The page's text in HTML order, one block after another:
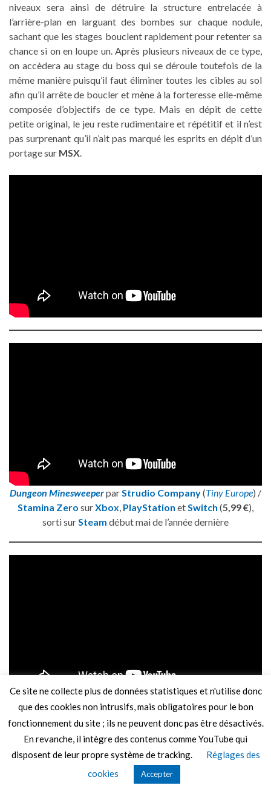
niveaux sera ainsi de détruire la structure entrelacée à
l’arrière-plan en larguant des bombes sur chaque nodule,
sachant que les stages bouclent rapidement pour retenter sa
chance si on en loupe un. Après plusieurs niveaux de ce type,
on accèdera au stage du boss qui se déroule toutefois de la
même manière puisqu’il faut éliminer toutes les cibles au sol
afin qu’il arrête de boucler et mène à la forteresse elle-même
composée d’objectifs de ce type. Mais en dépit de cette
petite original, le jeu reste rudimentaire et répétitif et il n’est
pas surprenant qu’il n’ait pas marqué les esprits en dépit d’un
portage sur MSX
Dungeon MinesweeperparStrudio Company(Tiny Europe) /
Stamina Zero surXbox, PlayStation etSwitch (5,99 €),
sorti surSteam début mai de l’année dernière
Greek TragedyparCute Spooks&Prairieville Gamessur
Steam(13,42 €jusqu’au 13 novembre),Xbox( 13,59 €
jusqu’au 13 novembre),
PlayStation 4 15,99 € ) etSwitch
13,59 €
Ce site ne collecte plus de données statistiques et n'utilise donc
que des cookies non intrusifs, mais obligatoires pour le bon
fonctionnement du site ; ils ne peuvent donc pas être désactivés.
En revanche, il intègre des contenus comme YouTube qui
disposent de leur propre système de tracking.
Réglages des
cookies
Accepter